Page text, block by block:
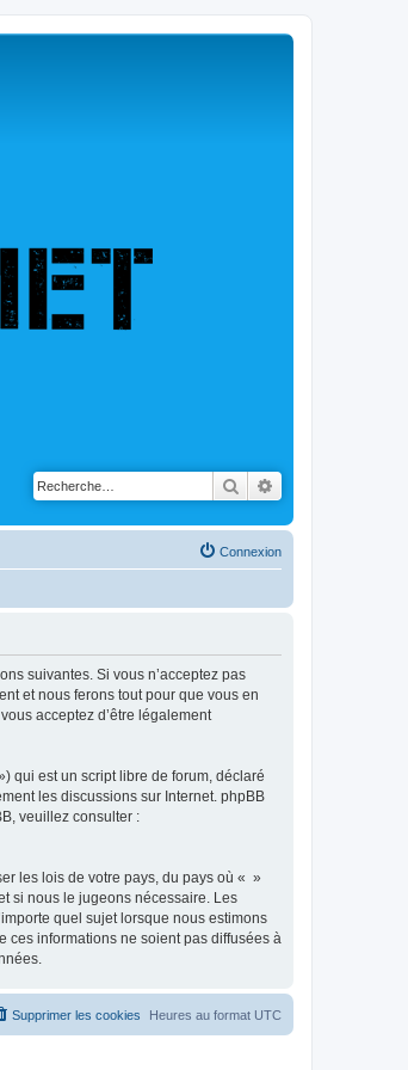
Rechercher
Connexion
suivantes. Si vous n’acceptez pas
et nous ferons tout pour que vous en
acceptez d’être légalement
qui est un script libre de forum, déclaré
les discussions sur Internet. phpBB
veuillez consulter :
les lois de votre pays, du pays où « »
si nous le jugeons nécessaire. Les
quel sujet lorsque nous estimons
ces informations ne soient pas diffusées à
Heures au format UTC
Supprimer les cookies